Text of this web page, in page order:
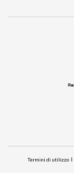
Termini di utilizzo